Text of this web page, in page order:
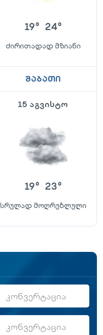
19° 24°
ძირითადად მზიანი
შაბათი
15 აგვისტო
19° 23°
სრულად მოღრუბლული